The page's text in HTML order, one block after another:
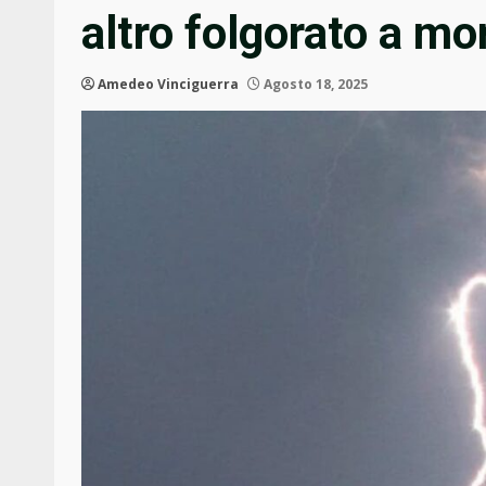
altro folgorato a
Amedeo Vinciguerra Agosto 18, 2025